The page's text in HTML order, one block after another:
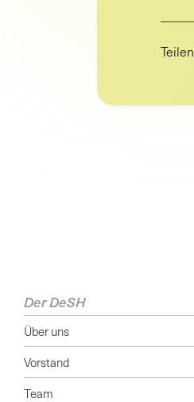
Teilen
Der DeSH
Über uns
Vorstand
Team